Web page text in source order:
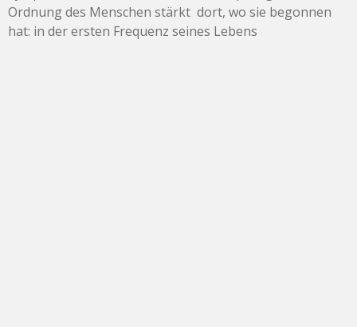
Ordnung des Menschen stärkt dort, wo sie begonnen
hat: in der ersten Frequenz seines Lebens